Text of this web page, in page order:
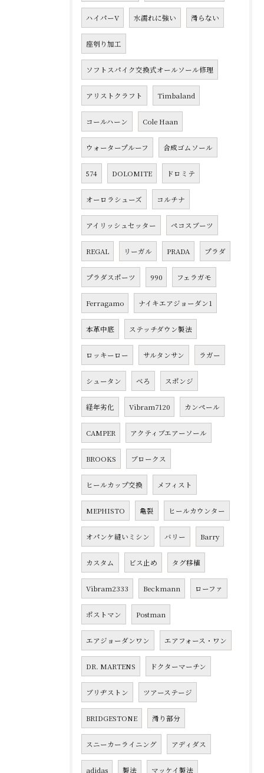
ハイパーV 水濡れに強い 滑らない
座刳り加工
ソフトスパイク交換式オールソール修理
アリストクラフト Timbaland
コールハーン Cole Haan
ウォータープルーフ 合成ゴムソール
574 DOLOMITE ドロミテ
オーロラシューズ コルチナ
アイリッシュセッター ペコスブーツ
REGAL リーガル PRADA プラダ
プラダスポーツ 990 フェラガモ
Ferragamo ナイキエアジョーダン1
本革中底 ステッチダウン製法
ロッキーロー サルタンサン ラガー
シュータン べろ スポンジ
経年劣化 Vibram7120 カンペール
CAMPER アクティブエアーソール
BROOKS ブロークス
ヒールカップ交換 メフィスト
MEPHISTO 亀裂 ヒールカウンター
オパンケ縫いミシン バリー Barry
カスタム ビス止め タグ移植
Vibram2333 Beckmann ローファ
ポストマン Postman
エアジョーダンワン エアフォース・ワン
DR. MARTENS ドクターマーチン
ブリヂストン ツアーステージ
BRIDGESTONE 滑り部分
スニーカーライニング アディダス
adidas 製法 マッケイ製法